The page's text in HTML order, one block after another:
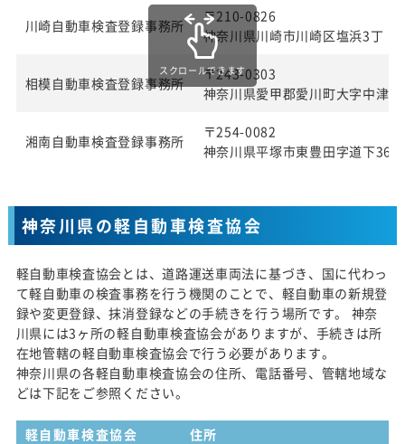
川崎自動車検査登録事務所
〒210-0826
神奈川県川崎市川崎区塩浜3丁
相模自動車検査登録事務所
〒243-0303
神奈川県愛甲郡愛川町大字中津
湘南自動車検査登録事務所
〒254-0082
神奈川県平塚市東豊田字道下369
スクロールできます
神奈川県の軽自動車検査協会
軽自動車検査協会とは、道路運送車両法に基づき、国に代わっ
て軽自動車の検査事務を行う機関のことで、軽自動車の新規登
録や変更登録、抹消登録などの手続きを行う場所です。 神奈
川県には3ヶ所の軽自動車検査協会がありますが、手続きは所
在地管轄の軽自動車検査協会で行う必要があります。
神奈川県の各軽自動車検査協会の住所、電話番号、管轄地域な
どは下記をご参照ください。
軽自動車検査協会 住所